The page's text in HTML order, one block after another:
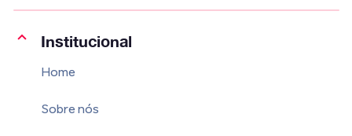
Institucional
Home
Sobre nós